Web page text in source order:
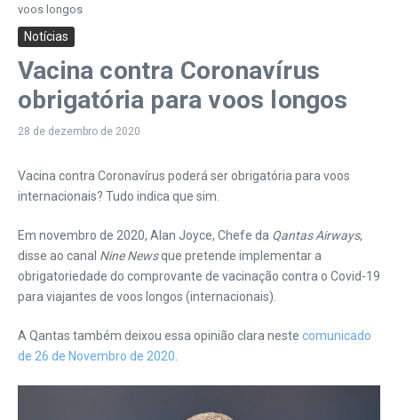
voos longos
Notícias
Vacina contra Coronavírus
obrigatória para voos longos
28 de dezembro de 2020
Vacina contra Coronavírus poderá ser obrigatória para voos
internacionais? Tudo indica que sim.
Em novembro de 2020, Alan Joyce, Chefe da Qantas Airways,
disse ao canal Nine Newsque pretende implementar a
obrigatoriedade do comprovante de vacinação contra o Covid-19
para viajantes de voos longos (internacionais).
A Qantas também deixou essa opinião clara neste comunicado
de 26 de Novembro de 2020